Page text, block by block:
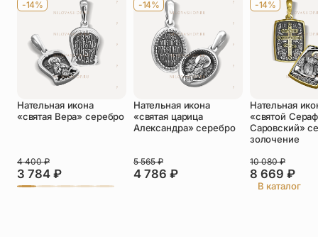
Телефон*
Отзыв*
Прикрепить фото
-14%
Нательная икона
«святая Вера» серебро
3 784 ₽
4 400₽
-14%
Нательная икона
«святая царица
Александра» серебро
4 786 ₽
5 565₽
-14%
Нательная
«святой
Саровский»
золочение
8 669 ₽
10 080₽
В каталог